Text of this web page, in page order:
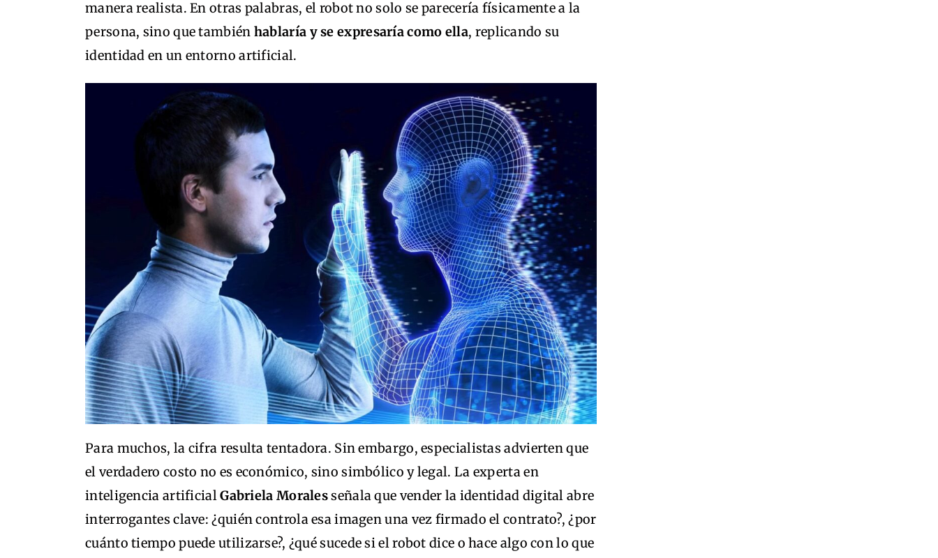
manera realista. En otras palabras, el robot no solo se parecería físicamente a la
persona, sino que también hablaría y se expresaría como ella, replicando su
identidad en un entorno artificial.
Para muchos, la cifra resulta tentadora. Sin embargo, especialistas advierten que
el verdadero costo no es económico, sino simbólico y legal. La experta en
inteligencia artificialGabriela Moralesseñala que vender la identidad digital abre
interrogantes clave: ¿quién controla esa imagen una vez firmado el contrato?, ¿por
cuánto tiempo puede utilizarse?, ¿qué sucede si el robot dice o hace algo con lo que